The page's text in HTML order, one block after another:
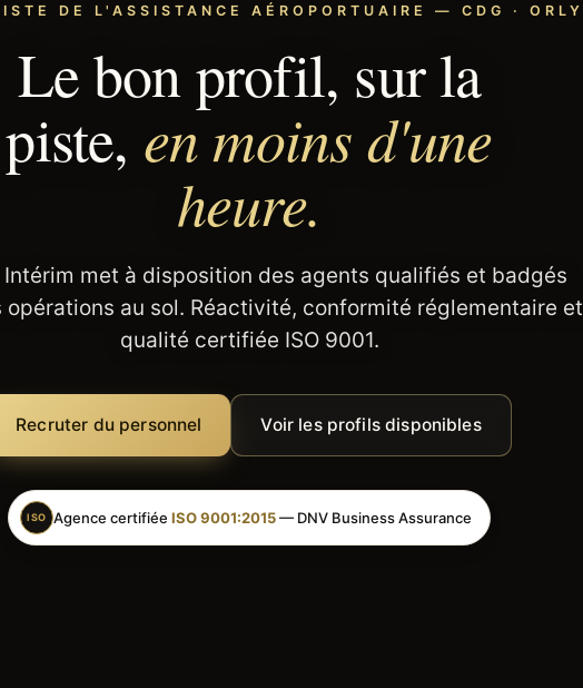
DE L'ASSISTANCE AÉROPORTUAIRE — CDG · ORLY
Le bon profil, sur la
piste, en moins d'une
heure.
Intérim met à disposition des agents qualifiés et badgés
opérations au sol. Réactivité, conformité réglementaire et
qualité certifiée ISO 9001.
Recruter du personnel Voir les profils disponibles
ISO Agence certifiée ISO 9001:2015— DNV Business Assurance